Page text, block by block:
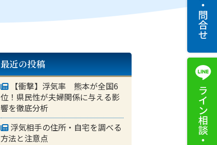
最近の投稿
【衝撃】浮気率 熊本が全国6
位！県民性が夫婦関係に与える影
響を徹底分析
浮気相手の住所・自宅を調べる
方法と注意点